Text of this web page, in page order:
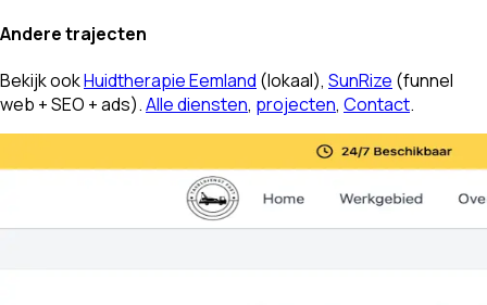
Andere trajecten
Bekijk ookHuidtherapie Eemland (lokaal), SunRize (funnel
web + SEO + ads).Alle diensten, projecten, Contact.